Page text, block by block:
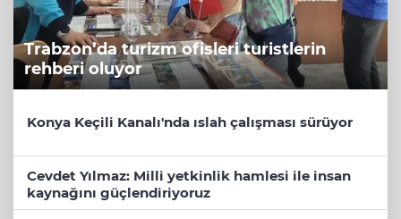
Trabzon’da turizm ofisleri turistlerin
rehberi oluyor
Konya Keçili Kanalı'nda ıslah çalışması sürüyor
Cevdet Yılmaz: Milli yetkinlik hamlesi ile insan
kaynağını güçlendiriyoruz